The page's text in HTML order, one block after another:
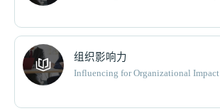
组织影响力
Influencing for Organizational Impact